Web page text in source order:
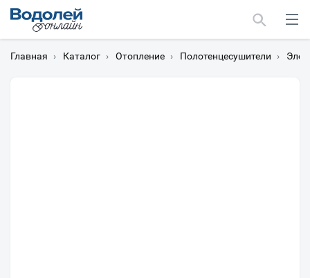
Главная › Каталог › Отопление › Полотенцесушители ›